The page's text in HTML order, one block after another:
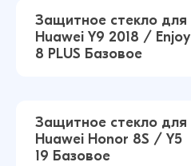
14 ₽
14 ₽16 ₽
Защитное стекло для
Huawei Y9 2018 / Enjoy
8 PLUS Базовое
Защитное стекло для
Huawei Honor 8S / Y5
19 Базовое